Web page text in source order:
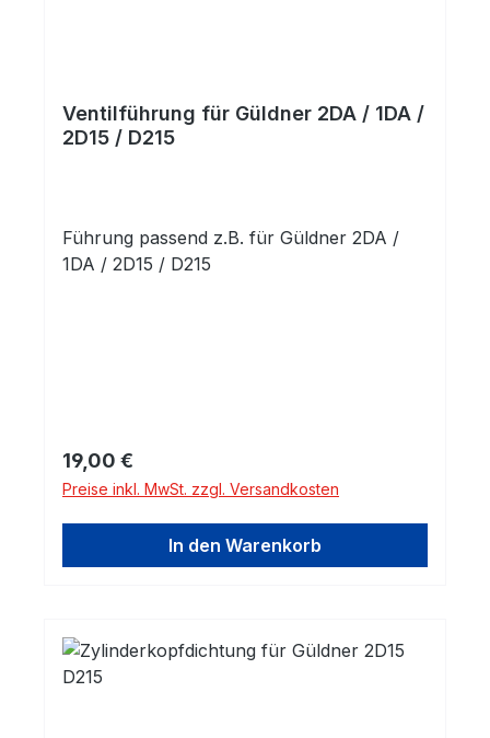
Ventilführung für Güldner 2DA / 1DA /
2D15 / D215
Führung passend z.B. für Güldner 2DA /
1DA / 2D15 / D215
Regulärer Preis:
19,00 €
Preise inkl. MwSt. zzgl. Versandkosten
In den Warenkorb